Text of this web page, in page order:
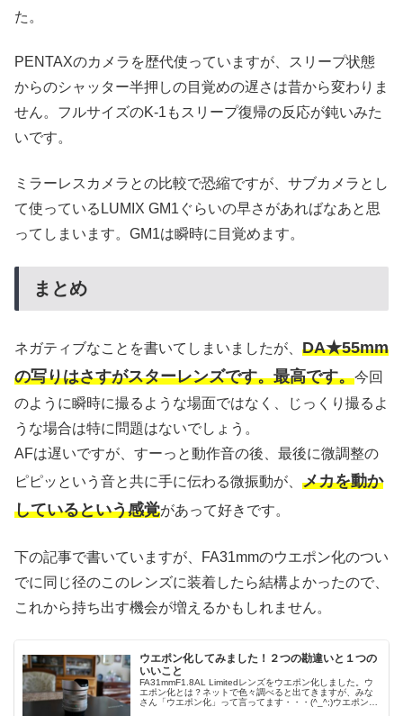
た。
PENTAXのカメラを歴代使っていますが、スリープ状態
からのシャッター半押しの目覚めの遅さは昔から変わりま
せん。フルサイズのK-1もスリープ復帰の反応が鈍いみた
いです。
ミラーレスカメラとの比較で恐縮ですが、サブカメラとし
て使っているLUMIX GM1ぐらいの早さがあればなあと思
ってしまいます。GM1は瞬時に目覚めます。
まとめ
ネガティブなことを書いてしまいましたが、 DA★55mm
の写りはさすがスターレンズです。最高です。今回
のように瞬時に撮るような場面ではなく、じっくり撮るよ
うな場合は特に問題はないでしょう。
AFは遅いですが、すーっと動作音の後、最後に微調整の
ピピッという音と共に手に伝わる微振動が、 メカを動か
しているという感覚があって好きです。
下の記事で書いていますが、FA31mmのウエポン化のつい
でに同じ径のこのレンズに装着したら結構よかったので、
これから持ち出す機会が増えるかもしれません。
ウエポン化してみました！２つの勘違いと１つの
いいこと
FA31mmF1.8AL Limitedレンズをウエポン化しました。ウ
エポン化とは？ネットで色々調べると出てきますが、みな
さん「ウエポン化」って言ってます・・・(^_^;)ウエポンを